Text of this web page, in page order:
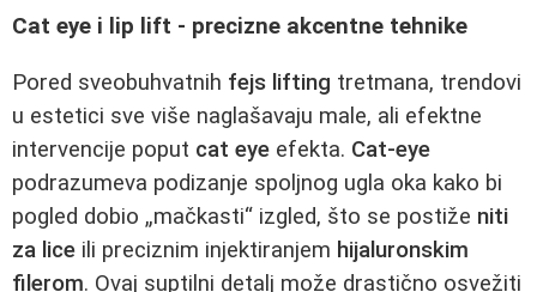
Cat eye i lip lift - precizne akcentne tehnike
Pored sveobuhvatnih fejs lifting tretmana, trendovi
u estetici sve više naglašavaju male, ali efektne
intervencije poput cat eye efekta. Cat-eye
podrazumeva podizanje spoljnog ugla oka kako bi
pogled dobio „mačkasti“ izgled, što se postiže niti
za lice ili preciznim injektiranjem hijaluronskim
filerom. Ovaj suptilni detalj može drastično osvežiti